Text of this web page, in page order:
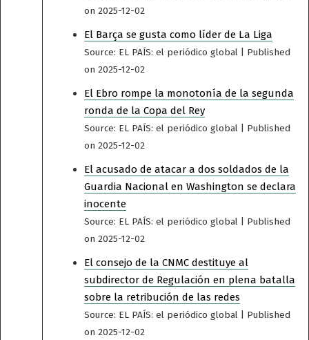
on 2025-12-02
El Barça se gusta como líder de La Liga
Source: EL PAÍS: el periódico global
Published
on 2025-12-02
El Ebro rompe la monotonía de la segunda
ronda de la Copa del Rey
Source: EL PAÍS: el periódico global
Published
on 2025-12-02
El acusado de atacar a dos soldados de la
Guardia Nacional en Washington se declara
inocente
Source: EL PAÍS: el periódico global
Published
on 2025-12-02
El consejo de la CNMC destituye al
subdirector de Regulación en plena batalla
sobre la retribución de las redes
Source: EL PAÍS: el periódico global
Published
on 2025-12-02